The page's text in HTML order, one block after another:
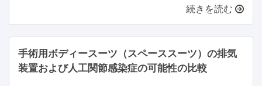
続きを読む
手術用ボディースーツ（スペーススーツ）の排気
装置および人工関節感染症の可能性の比較